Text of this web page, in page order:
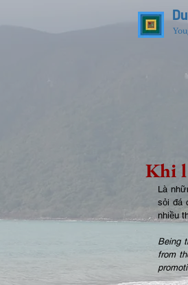
Khi
Là
sỏi đá
nhiều
Being
from